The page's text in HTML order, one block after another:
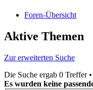
Foren-Übersicht
Aktive Themen
Zur erweiterten Suche
Die Suche ergab 0 Treffer
Es wurden keine